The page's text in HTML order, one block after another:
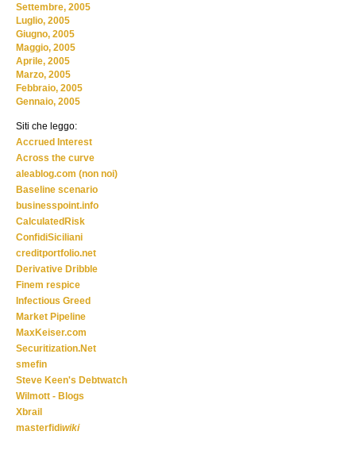
Settembre, 2005
Luglio, 2005
Giugno, 2005
Maggio, 2005
Aprile, 2005
Marzo, 2005
Febbraio, 2005
Gennaio, 2005
Siti che leggo:
Accrued Interest
Across the curve
aleablog.com (non noi)
Baseline scenario
businesspoint.info
CalculatedRisk
ConfidiSiciliani
creditportfolio.net
Derivative Dribble
Finem respice
Infectious Greed
Market Pipeline
MaxKeiser.com
Securitization.Net
smefin
Steve Keen's Debtwatch
Wilmott - Blogs
Xbrail
masterfidiwiki